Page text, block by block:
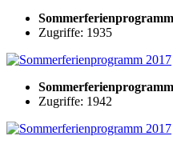
Zugriffe: 1935
Zugriffe: 1942